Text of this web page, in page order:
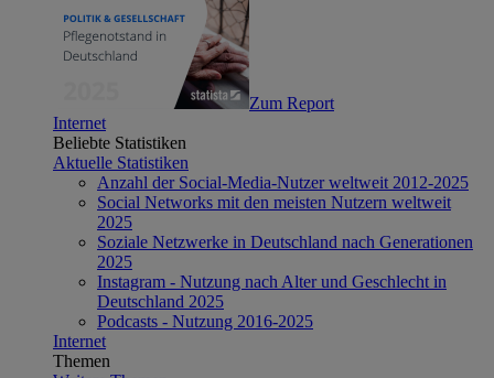
Zum Report
Internet
Beliebte Statistiken
Aktuelle Statistiken
Anzahl der Social-Media-Nutzer weltweit 2012-2025
Social Networks mit den meisten Nutzern weltweit
2025
Soziale Netzwerke in Deutschland nach Generationen
2025
Instagram - Nutzung nach Alter und Geschlecht in
Deutschland 2025
Podcasts - Nutzung 2016-2025
Internet
Themen